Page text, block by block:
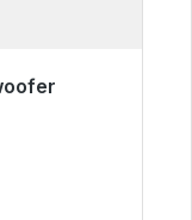
de entrega